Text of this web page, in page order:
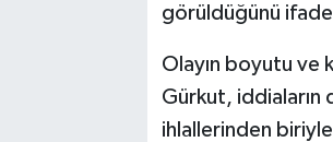
görüldüğünü
Olayın boyutu ve
Gürkut, iddiaların
ihlallerinden biriyle